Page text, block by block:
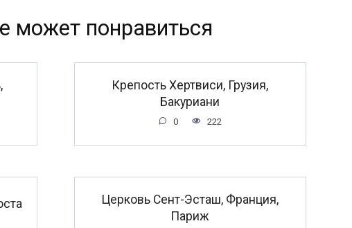
может понравиться
Крепость Хертвиси, Грузия,
Бакуриани
0 222
Церковь Сент-Эсташ, Франция,
Париж